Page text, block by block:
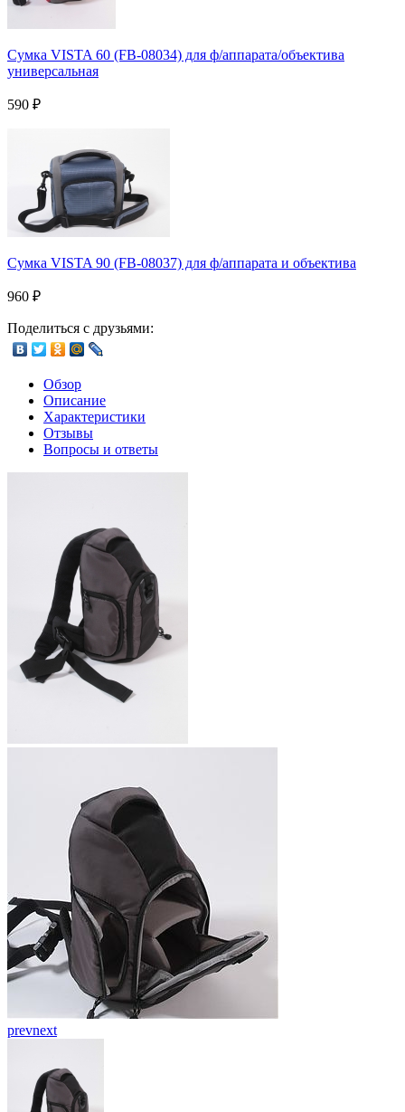
Сумка VISTA 60 (FB-08034) для ф/аппарата/объектива
универсальная
590 ₽
Сумка VISTA 90 (FB-08037) для ф/аппарата и объектива
960 ₽
Поделиться с друзьями:
Обзор
Описание
Характеристики
Отзывы
Вопросы и ответы
prevnext